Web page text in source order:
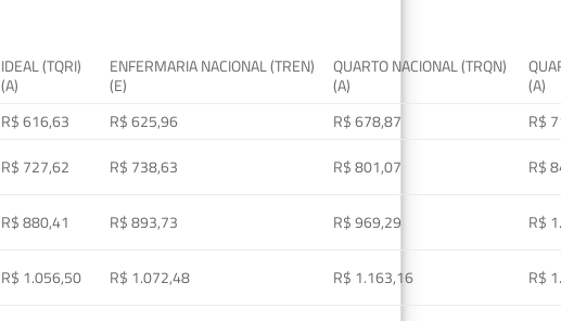
IDEAL (TQRI)
(A)
ENFERMARIA NACIONAL (TREN)
(E)
QUARTO NACIONAL (TRQN)
(A)
(A)
R$ 616,63 R$ 625,96 R$ 678,87
R$
R$ 727,62 R$ 738,63 R$ 801,07
R$
R$ 880,41 R$ 893,73 R$ 969,29
R$
R$ 1.056,50 R$ 1.072,48 R$ 1.163,16
R$